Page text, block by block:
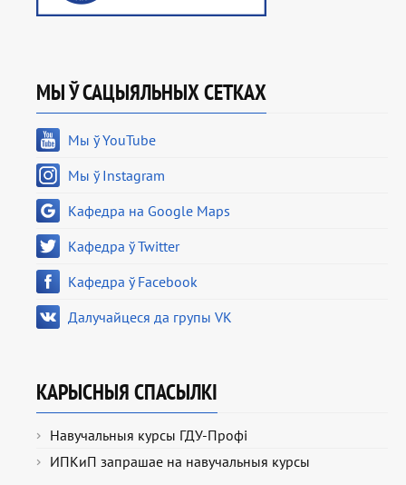
МЫ Ў САЦЫЯЛЬНЫХ СЕТКАХ
Мы ў YouTube
Мы ў Instagram
Кафедра на Google Maps
Кафедра ў Twitter
Кафедра ў Facebook
Далучайцеся да групы VK
КАРЫСНЫЯ СПАСЫЛКІ
Навучальныя курсы ГДУ-Профі
ИПКиП запрашае на навучальныя курсы